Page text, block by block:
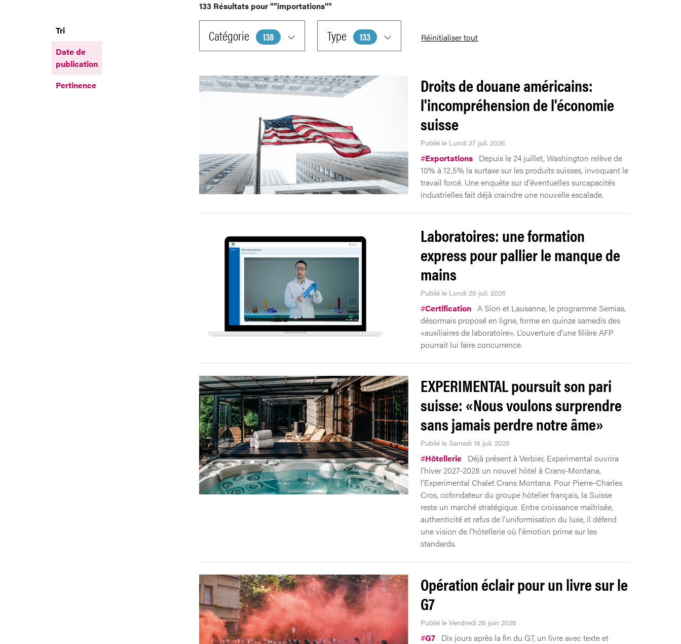
133 Résultats pour""importations""
Tri
Date de
publication
Pertinence
Catégorie 138 Type 133 Réinitialiser tout
Droits de douane américains:
l'incompréhension de l'économie
suisse
Publié le Lundi 27 juil. 2026
#Exportations Depuis le 24 juillet, Washington relève de
10% à 12,5% la surtaxe sur les produits suisses, invoquant le
travail forcé. Une enquête sur d'éventuelles surcapacités
industrielles fait déjà craindre une nouvelle escalade.
Laboratoires: une formation
express pour pallier le manque de
mains
Publié le Lundi 20 juil. 2026
#Certification A Sion et Lausanne, le programme Semias,
désormais proposé en ligne, forme en quinze samedis des
«auxiliaires de laboratoire». L’ouverture d’une filière AFP
pourrait lui faire concurrence.
EXPERIMENTAL poursuit son pari
suisse: «Nous voulons surprendre
sans jamais perdre notre âme»
Publié le Samedi 18 juil. 2026
#Hôtellerie Déjà présent à Verbier, Experimental ouvrira
l'hiver 2027-2028 un nouvel hôtel à Crans-Montana,
l’Experimental Chalet Crans Montana. Pour Pierre-Charles
Cros, cofondateur du groupe hôtelier français, la Suisse
reste un marché stratégique. Entre croissance maîtrisée,
authenticité et refus de l'uniformisation du luxe, il défend
une vision de l'hôtellerie où l'émotion prime sur les
standards.
Opération éclair pour un livre sur le
G7
Publié le Vendredi 26 juin 2026
#G7 Dix jours après la fin du G7, un livre avec texte et